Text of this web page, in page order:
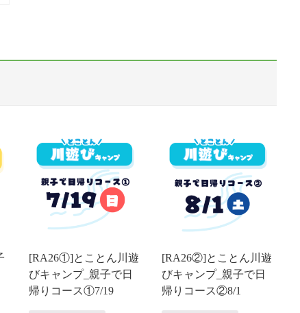
[RA26①]とことん川遊
びキャンプ_親子で日
帰りコース①7/19
[RA26②]とことん川遊
びキャンプ_親子で日
帰りコース②8/1